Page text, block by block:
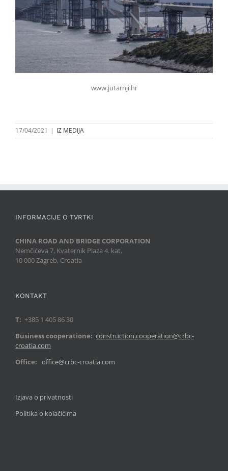
www.jutarnji.hr
17/04/2021 | IZ MEDIJA
INFORMACIJE O TVRTKI
CHINA ROAD AND BRIDGE CORPORATION
Nemčićeva 7, Kvaternik Plaza 4. kat,
10 000 Zagreb, Croatia
KONTAKT
T: +385 1 405 86 30
Business cooperatione: construction.cooperation@crbc-
croatia.com
Office: office@crbc-croatia.com
Izjava o privatnosti
Politika o kolačićima